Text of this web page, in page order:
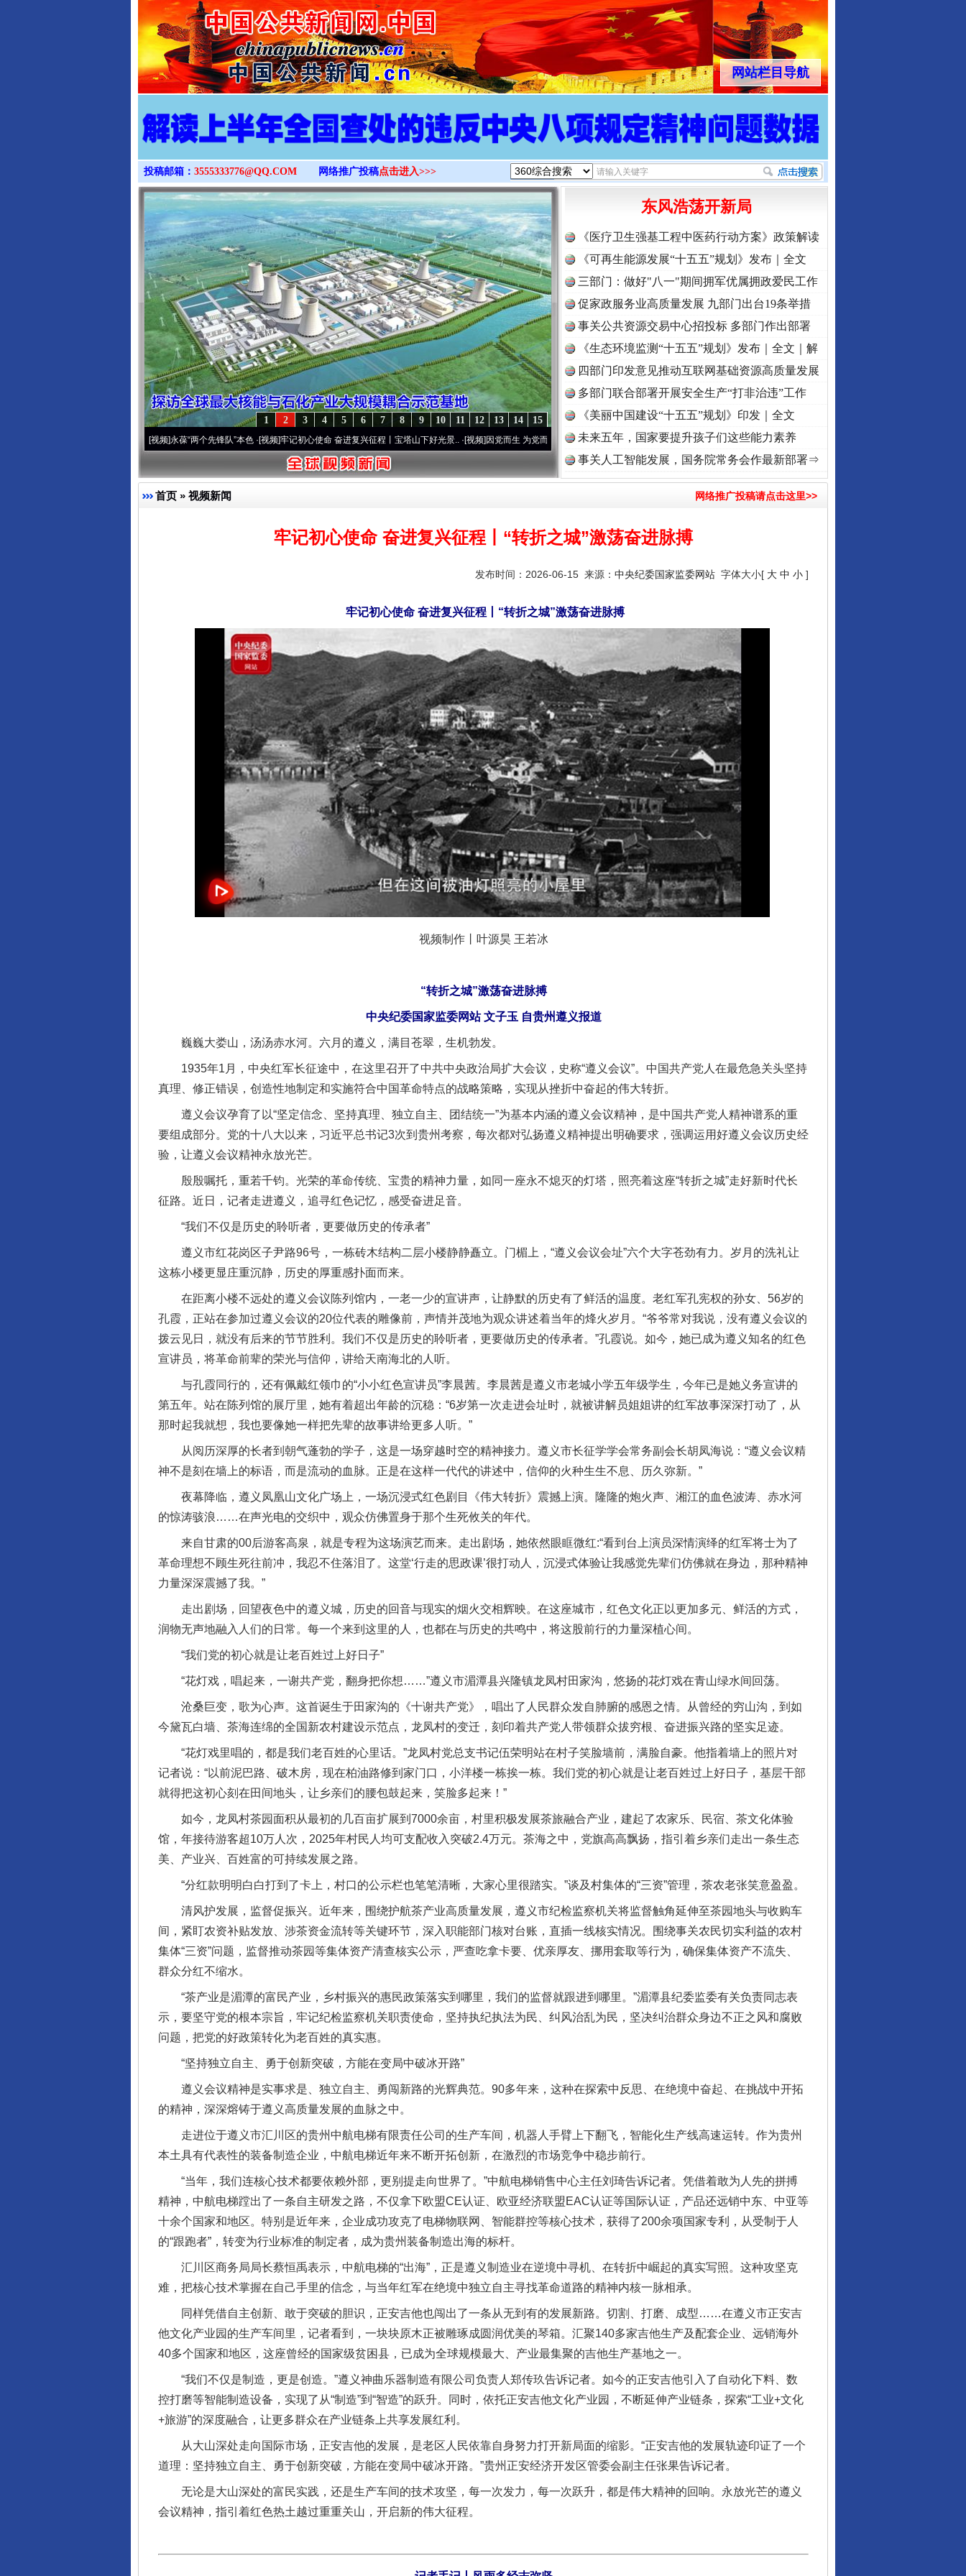
>
网站栏目导航
投稿邮箱： 3555333776@QQ.COM 网络推广投稿点击进入>>>
15
14
13
12
11
10
9
8
7
6
5
4
3
2
1
永葆“两个先锋队”本色·[视频]牢记初心使命 奋进复兴征程丨宝塔山下好光景..·[视频]因党而生 为党而战——百年“纪”事⑧加强纪律..·[视频]牢记初心使命 奋进复兴征程丨“转折之城”激荡..
东风浩荡开新局
《医疗卫生强基工程中医药行动方案》政策解读
《可再生能源发展“十五五”规划》发布｜全文
三部门：做好"八一"期间拥军优属拥政爱民工作
促家政服务业高质量发展 九部门出台19条举措
事关公共资源交易中心招投标 多部门作出部署
《生态环境监测“十五五”规划》发布｜全文｜解
读
四部门印发意见推动互联网基础资源高质量发展
多部门联合部署开展安全生产“打非治违”工作
《美丽中国建设“十五五”规划》印发｜全文
未来五年，国家要提升孩子们这些能力素养
事关人工智能发展，国务院常务会作最新部署⇒
首页 » 视频新闻 网络推广投稿请点击这里>>
牢记初心使命 奋进复兴征程丨“转折之城”激荡奋进脉搏
发布时间：2026-06-15 来源： 中央纪委国家监委网站 字体大小[ 大 中 小 ]
牢记初心使命 奋进复兴征程丨“转折之城”激荡奋进脉搏
视频制作丨叶源昊 王若冰
“转折之城”激荡奋进脉搏
中央纪委国家监委网站 文子玉 自贵州遵义报道
巍巍大娄山，汤汤赤水河。六月的遵义，满目苍翠，生机勃发。
1935年1月，中央红军长征途中，在这里召开了中共中央政治局扩大会议，史称“遵义会议”。中国共产党人在最危急关头坚持
真理、修正错误，创造性地制定和实施符合中国革命特点的战略策略，实现从挫折中奋起的伟大转折。
遵义会议孕育了以“坚定信念、坚持真理、独立自主、团结统一”为基本内涵的遵义会议精神，是中国共产党人精神谱系的重
要组成部分。党的十八大以来，习近平总书记3次到贵州考察，每次都对弘扬遵义精神提出明确要求，强调运用好遵义会议历史经
验，让遵义会议精神永放光芒。
殷殷嘱托，重若千钧。光荣的革命传统、宝贵的精神力量，如同一座永不熄灭的灯塔，照亮着这座“转折之城”走好新时代长
征路。近日，记者走进遵义，追寻红色记忆，感受奋进足音。
“我们不仅是历史的聆听者，更要做历史的传承者”
遵义市红花岗区子尹路96号，一栋砖木结构二层小楼静静矗立。门楣上，“遵义会议会址”六个大字苍劲有力。岁月的洗礼让
这栋小楼更显庄重沉静，历史的厚重感扑面而来。
在距离小楼不远处的遵义会议陈列馆内，一老一少的宣讲声，让静默的历史有了鲜活的温度。老红军孔宪权的孙女、56岁的
孔霞，正站在参加过遵义会议的20位代表的雕像前，声情并茂地为观众讲述着当年的烽火岁月。“爷爷常对我说，没有遵义会议的
拨云见日，就没有后来的节节胜利。我们不仅是历史的聆听者，更要做历史的传承者。”孔霞说。如今，她已成为遵义知名的红色
宣讲员，将革命前辈的荣光与信仰，讲给天南海北的人听。
与孔霞同行的，还有佩戴红领巾的“小小红色宣讲员”李晨茜。李晨茜是遵义市老城小学五年级学生，今年已是她义务宣讲的
第五年。站在陈列馆的展厅里，她有着超出年龄的沉稳：“6岁第一次走进会址时，就被讲解员姐姐讲的红军故事深深打动了，从
那时起我就想，我也要像她一样把先辈的故事讲给更多人听。”
从阅历深厚的长者到朝气蓬勃的学子，这是一场穿越时空的精神接力。遵义市长征学学会常务副会长胡凤海说：“遵义会议精
神不是刻在墙上的标语，而是流动的血脉。正是在这样一代代的讲述中，信仰的火种生生不息、历久弥新。”
夜幕降临，遵义凤凰山文化广场上，一场沉浸式红色剧目《伟大转折》震撼上演。隆隆的炮火声、湘江的血色波涛、赤水河
的惊涛骇浪……在声光电的交织中，观众仿佛置身于那个生死攸关的年代。
来自甘肃的00后游客高泉，就是专程为这场演艺而来。走出剧场，她依然眼眶微红:“看到台上演员深情演绎的红军将士为了
革命理想不顾生死往前冲，我忍不住落泪了。这堂‘行走的思政课’很打动人，沉浸式体验让我感觉先辈们仿佛就在身边，那种精神
力量深深震撼了我。”
走出剧场，回望夜色中的遵义城，历史的回音与现实的烟火交相辉映。在这座城市，红色文化正以更加多元、鲜活的方式，
润物无声地融入人们的日常。每一个来到这里的人，也都在与历史的共鸣中，将这股前行的力量深植心间。
“我们党的初心就是让老百姓过上好日子”
“花灯戏，唱起来，一谢共产党，翻身把你想……”遵义市湄潭县兴隆镇龙凤村田家沟，悠扬的花灯戏在青山绿水间回荡。
沧桑巨变，歌为心声。这首诞生于田家沟的《十谢共产党》，唱出了人民群众发自肺腑的感恩之情。从曾经的穷山沟，到如
今黛瓦白墙、茶海连绵的全国新农村建设示范点，龙凤村的变迁，刻印着共产党人带领群众拔穷根、奋进振兴路的坚实足迹。
“花灯戏里唱的，都是我们老百姓的心里话。”龙凤村党总支书记伍荣明站在村子笑脸墙前，满脸自豪。他指着墙上的照片对
记者说：“以前泥巴路、破木房，现在柏油路修到家门口，小洋楼一栋挨一栋。我们党的初心就是让老百姓过上好日子，基层干部
就得把这初心刻在田间地头，让乡亲们的腰包鼓起来，笑脸多起来！”
如今，龙凤村茶园面积从最初的几百亩扩展到7000余亩，村里积极发展茶旅融合产业，建起了农家乐、民宿、茶文化体验
馆，年接待游客超10万人次，2025年村民人均可支配收入突破2.4万元。茶海之中，党旗高高飘扬，指引着乡亲们走出一条生态
美、产业兴、百姓富的可持续发展之路。
“分红款明明白白打到了卡上，村口的公示栏也笔笔清晰，大家心里很踏实。”谈及村集体的“三资”管理，茶农老张笑意盈盈。
清风护发展，监督促振兴。近年来，围绕护航茶产业高质量发展，遵义市纪检监察机关将监督触角延伸至茶园地头与收购车
间，紧盯农资补贴发放、涉茶资金流转等关键环节，深入职能部门核对台账，直插一线核实情况。围绕事关农民切实利益的农村
集体“三资”问题，监督推动茶园等集体资产清查核实公示，严查吃拿卡要、优亲厚友、挪用套取等行为，确保集体资产不流失、
群众分红不缩水。
“茶产业是湄潭的富民产业，乡村振兴的惠民政策落实到哪里，我们的监督就跟进到哪里。”湄潭县纪委监委有关负责同志表
示，要坚守党的根本宗旨，牢记纪检监察机关职责使命，坚持执纪执法为民、纠风治乱为民，坚决纠治群众身边不正之风和腐败
问题，把党的好政策转化为老百姓的真实惠。
“坚持独立自主、勇于创新突破，方能在变局中破冰开路”
遵义会议精神是实事求是、独立自主、勇闯新路的光辉典范。90多年来，这种在探索中反思、在绝境中奋起、在挑战中开拓
的精神，深深熔铸于遵义高质量发展的血脉之中。
走进位于遵义市汇川区的贵州中航电梯有限责任公司的生产车间，机器人手臂上下翻飞，智能化生产线高速运转。作为贵州
本土具有代表性的装备制造企业，中航电梯近年来不断开拓创新，在激烈的市场竞争中稳步前行。
“当年，我们连核心技术都要依赖外部，更别提走向世界了。”中航电梯销售中心主任刘琦告诉记者。凭借着敢为人先的拼搏
精神，中航电梯蹚出了一条自主研发之路，不仅拿下欧盟CE认证、欧亚经济联盟EAC认证等国际认证，产品还远销中东、中亚等
十余个国家和地区。特别是近年来，企业成功攻克了电梯物联网、智能群控等核心技术，获得了200余项国家专利，从受制于人
的“跟跑者”，转变为行业标准的制定者，成为贵州装备制造出海的标杆。
汇川区商务局局长蔡恒禹表示，中航电梯的“出海”，正是遵义制造业在逆境中寻机、在转折中崛起的真实写照。这种攻坚克
难，把核心技术掌握在自己手里的信念，与当年红军在绝境中独立自主寻找革命道路的精神内核一脉相承。
同样凭借自主创新、敢于突破的胆识，正安吉他也闯出了一条从无到有的发展新路。切割、打磨、成型……在遵义市正安吉
他文化产业园的生产车间里，记者看到，一块块原木正被雕琢成圆润优美的琴箱。汇聚140多家吉他生产及配套企业、远销海外
40多个国家和地区，这座曾经的国家级贫困县，已成为全球规模最大、产业最集聚的吉他生产基地之一。
“我们不仅是制造，更是创造。”遵义神曲乐器制造有限公司负责人郑传玖告诉记者。如今的正安吉他引入了自动化下料、数
控打磨等智能制造设备，实现了从“制造”到“智造”的跃升。同时，依托正安吉他文化产业园，不断延伸产业链条，探索“工业+文化
+旅游”的深度融合，让更多群众在产业链条上共享发展红利。
从大山深处走向国际市场，正安吉他的发展，是老区人民依靠自身努力打开新局面的缩影。“正安吉他的发展轨迹印证了一个
道理：坚持独立自主、勇于创新突破，方能在变局中破冰开路。”贵州正安经济开发区管委会副主任张果告诉记者。
无论是大山深处的富民实践，还是生产车间的技术攻坚，每一次发力，每一次跃升，都是伟大精神的回响。永放光芒的遵义
会议精神，指引着红色热土越过重重关山，开启新的伟大征程。